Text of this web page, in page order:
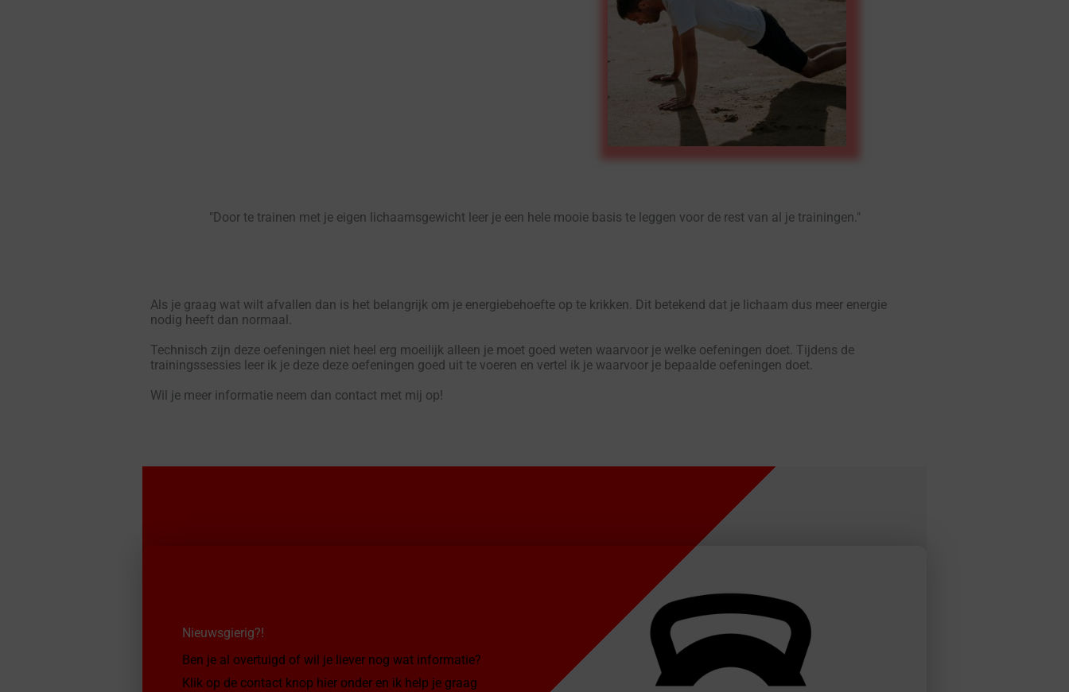
"Door te trainen met je eigen lichaamsgewicht leer je een hele mooie basis te leggen voor de rest van al je trainingen."
Als je graag wat wilt afvallen dan is het belangrijk om je energiebehoefte op te krikken. Dit betekend dat je lichaam dus meer energie
nodig heeft dan normaal.
Technisch zijn deze oefeningen niet heel erg moeilijk alleen je moet goed weten waarvoor je welke oefeningen doet. Tijdens de
trainingssessies leer ik je deze deze oefeningen goed uit te voeren en vertel ik je waarvoor je bepaalde oefeningen doet.
Wil je meer informatie neem dan contact met mij op!
Nieuwsgierig?!
Ben je al overtuigd of wil je liever nog wat informatie?
Klik op de contact knop hier onder en ik help je graag